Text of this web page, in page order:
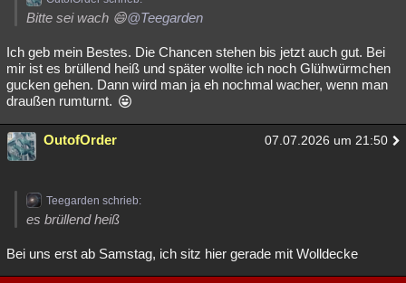
Bitte sei wach 😄@Teegarden
Ich geb mein Bestes. Die Chancen stehen bis jetzt auch gut. Bei
mir ist es brüllend heiß und später wollte ich noch Glühwürmchen
gucken gehen. Dann wird man ja eh nochmal wacher, wenn man
draußen rumturnt.
OutofOrder 07.07.2026 um 21:50
Teegarden schrieb:
es brüllend heiß
Bei uns erst ab Samstag, ich sitz hier gerade mit Wolldecke